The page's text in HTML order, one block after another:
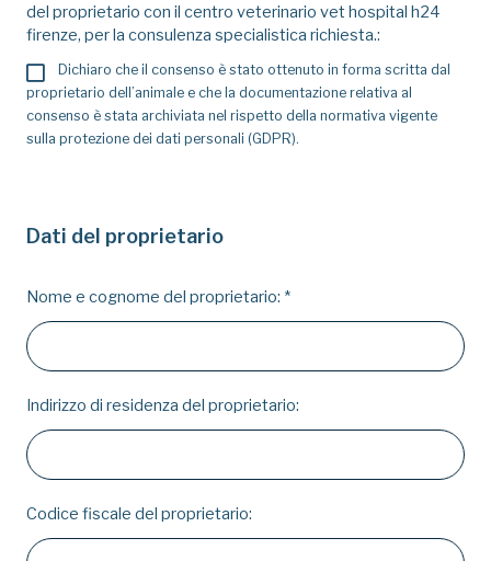
del proprietario con il centro veterinario vet hospital h24
firenze, per la consulenza specialistica richiesta.:
Dichiaro che il consenso è stato ottenuto in forma scritta dal
proprietario dell’animale e che la documentazione relativa al
consenso è stata archiviata nel rispetto della normativa vigente
sulla protezione dei dati personali (GDPR).
Dati del proprietario
Nome e cognome del proprietario: *
Indirizzo di residenza del proprietario:
Codice fiscale del proprietario: